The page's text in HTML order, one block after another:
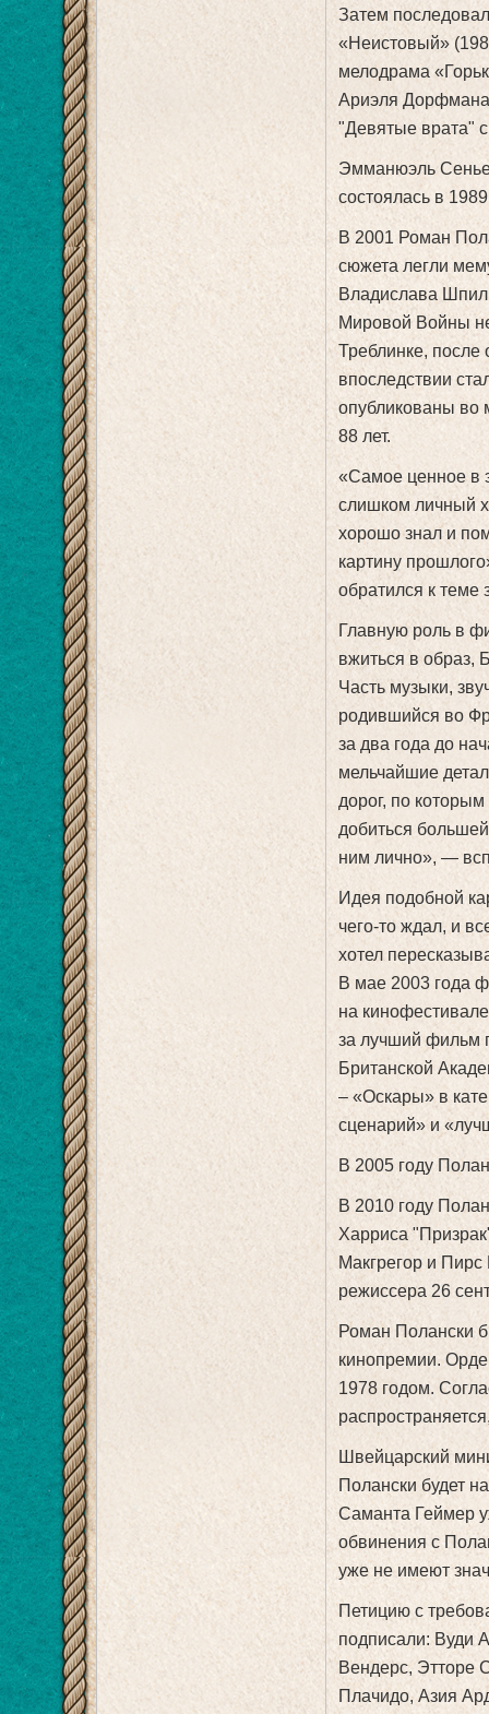
Затем
«Неистовый»
мелодрама
Ариэля
"Девятые врата"
Эмманюэль Сенье
состоялась в
В 2001 Роман
сюжета легли
Владислава
Мировой Войны
Треблинке, после
впоследствии
опубликованы во
88 лет.
«Самое ценное в
слишком личный
хорошо знал и
картину
обратился к
Главную роль в
вжиться в образ,
Часть музыки,
родившийся во
за два года до
мельчайшие
дорог, по
добиться
ним лично», —
Идея подобной
чего-то ждал, и
хотел
В мае 2003 года
на
за лучший фильм
Британской
– «Оскары» в
сценарий» и
В 2005 году
В 2010 году
Харриса
Макгрегор и
режиссера 26
Роман Полански
кинопремии.
1978 годом.
Швейцарский
Полански будет
Саманта Геймер
обвинения с
уже не имеют
Петицию с
подписали: Вуди
Вендерс, Этторе
Плачидо, Азия